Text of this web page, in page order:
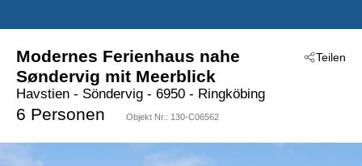
Teilen
Modernes Ferienhaus nahe
Søndervig mit Meerblick
Havstien - Söndervig - 6950 - Ringköbing
6 Personen Objekt Nr.: 130-C06562